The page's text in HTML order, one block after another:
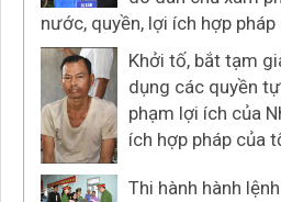
nước, quyền, lợi ích hợp
Khởi tố, bắt tạm
dụng các quyền
phạm lợi ích của
ích hợp pháp của
Thi hành hành